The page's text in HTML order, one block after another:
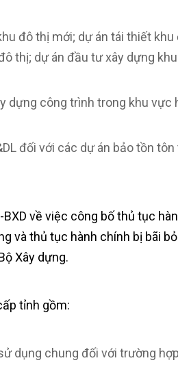
đô thị mới; dự án tái thiết khu
thị; dự án đầu tư xây dựng
dựng công trình trong khu vực
đối với các dự án bảo tồn
về việc công bố thủ tục
và thủ tục hành chính bị bãi
Xây dựng.
tỉnh gồm:
dụng chung đối với trường